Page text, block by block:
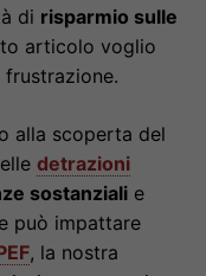
di risparmio sulle
articolo voglio
alla scoperta del
detrazioni
sostanziali e
può impattare
, la nostra